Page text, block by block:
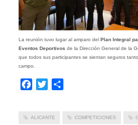
La reunión tuvo lugar al amparo del Plan Integral
Eventos Deportivos de la Dirección General de la
que todos sus participantes se sientan seguros
campo.
Facebook
Twitter
ALICANTE COMPETICIONES